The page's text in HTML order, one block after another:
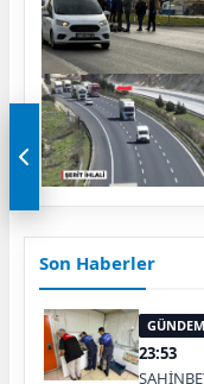
Son Haberler
GÜNDEM
23:53